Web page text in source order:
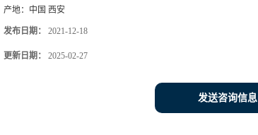
产地： 中国 西安
发布日期： 2021-12-18
更新日期： 2025-02-27
发送咨询信息